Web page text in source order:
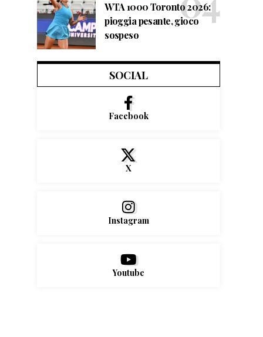
WTA 1000 Toronto 2026:
pioggia pesante, gioco
sospeso
SOCIAL
Facebook
X
Instagram
Youtube